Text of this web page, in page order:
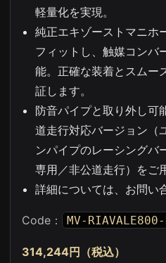
軽量化を実現。
純正エキゾーストマニホ
フィットし、触媒コンバ
能。正確な装着とスムー
証します。
防音パイプと取り外し可
道走行対応バージョン（
ンパイプのレーシングバ
専用／非公道走行）をご
詳細については、お問い
Code： MV-
314,244円（税込）